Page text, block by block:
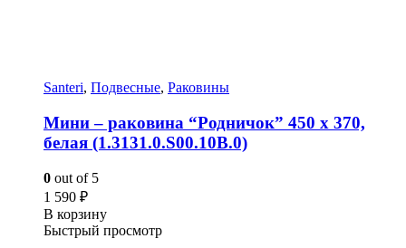
Santeri, Подвесные, Раковины
Мини – раковина “Родничок” 450 х 370,
белая (1.3131.0.S00.10B.0)
0 out of 5
1 590 ₽
В корзину
Быстрый просмотр